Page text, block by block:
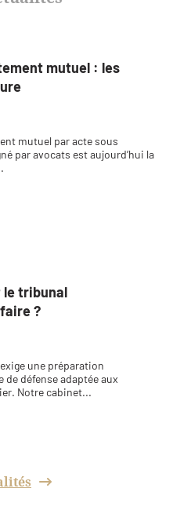
mutuel : les
mutuel par acte sous
par avocats est aujourd’hui la
le tribunal
?
une préparation
défense adaptée aux
Notre cabinet...